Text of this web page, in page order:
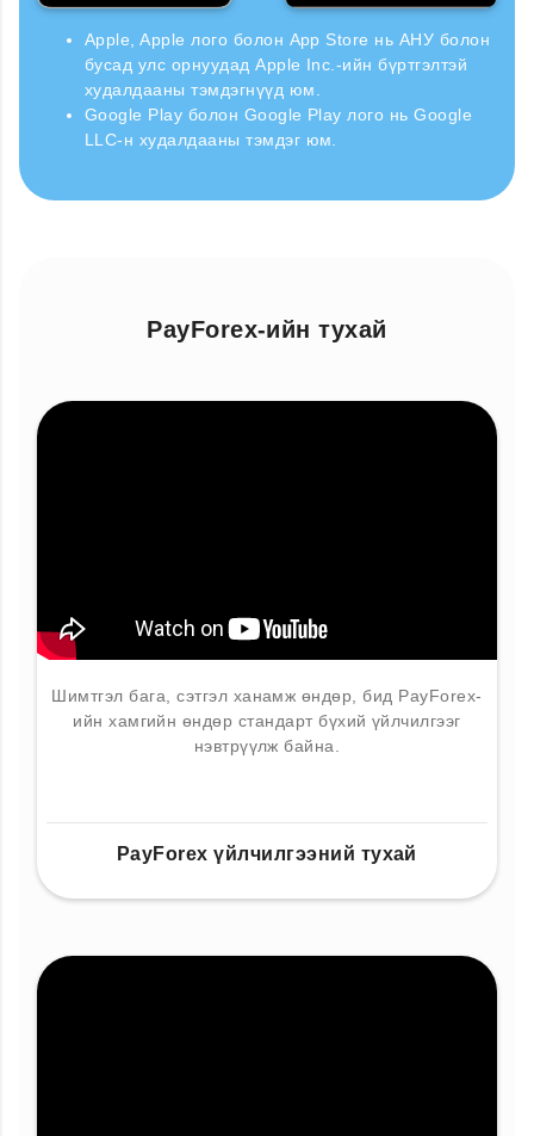
Apple, Apple лого болон App Store нь АНУ болон
бусад улс орнуудад Apple Inc.-ийн бүртгэлтэй
худалдааны тэмдэгнүүд юм.
Google Play болон Google Play лого нь Google
LLC-н худалдааны тэмдэг юм.
PayForex-ийн тухай
Шимтгэл бага, сэтгэл ханамж өндөр, бид PayForex-
ийн хамгийн өндөр стандарт бүхий үйлчилгээг
нэвтрүүлж байна.
PayForex үйлчилгээний тухай